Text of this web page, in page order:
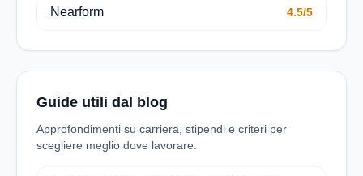
Nearform 4.5/5
Guide utili dal blog
Approfondimenti su carriera, stipendi e criteri per
scegliere meglio dove lavorare.